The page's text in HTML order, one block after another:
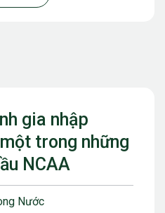
gia nhập
trong những
NCAA
Nước